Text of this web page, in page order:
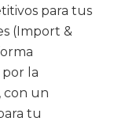
para tus
(Import &
la
con un
tu